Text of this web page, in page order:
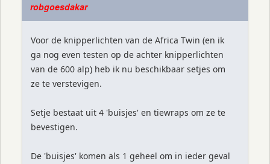
robgoesdakar
Voor de knipperlichten van de Africa Twin (en ik
ga nog even testen op de achter knipperlichten
van de 600 alp) heb ik nu beschikbaar setjes om
ze te verstevigen.
Setje bestaat uit 4 'buisjes' en tiewraps om ze te
bevestigen.
De 'buisjes' komen als 1 geheel om in ieder geval